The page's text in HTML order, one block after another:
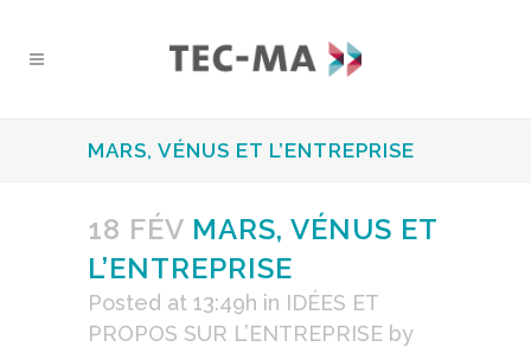
MARS, VÉNUS ET L’ENTREPRISE
18 FÉV MARS, VÉNUS ET
L’ENTREPRISE
Posted at 13:49h in IDÉES ET
PROPOS SUR L’ENTREPRISE by